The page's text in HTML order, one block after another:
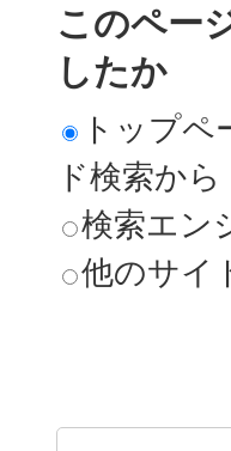
このペー
したか
トップペ
ド検索から
検索エン
他のサイ